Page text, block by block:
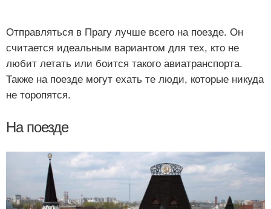
Отправляться в Прагу лучше всего на поезде. Он
считается идеальным вариантом для тех, кто не
любит летать или боится такого авиатранспорта.
Также на поезде могут ехать те люди, которые никуда
не торопятся.
На поезде